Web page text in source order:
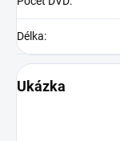
Délka:
Ukázka